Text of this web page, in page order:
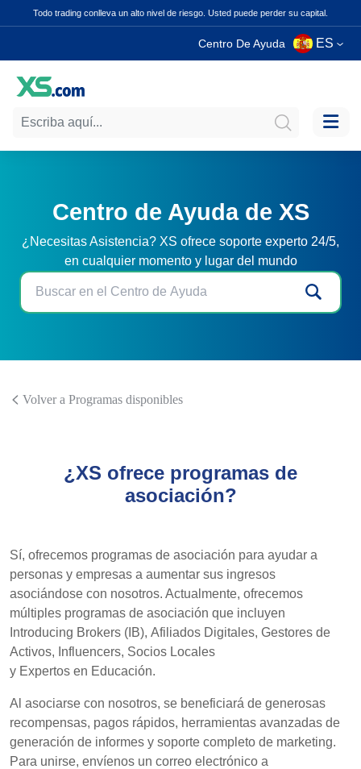
Todo trading conlleva un alto nivel de riesgo. Usted puede perder su capital.
Centro De Ayuda ES
Centro de Ayuda de XS
¿Necesitas Asistencia? XS ofrece soporte experto 24/5,
en cualquier momento y lugar del mundo
Volver a Programas disponibles
¿XS ofrece programas de
asociación?
Sí, ofrecemos programas de asociación para ayudar a
personas y empresas a aumentar sus ingresos
asociándose con nosotros. Actualmente, ofrecemos
múltiples programas de asociación que incluyen
Introducing Brokers (IB), Afiliados Digitales, Gestores de
Activos, Influencers, Socios Locales
y Expertos en Educación.
Al asociarse con nosotros, se beneficiará de generosas
recompensas, pagos rápidos, herramientas avanzadas de
generación de informes y soporte completo de marketing.
Para unirse, envíenos un correo electrónico a